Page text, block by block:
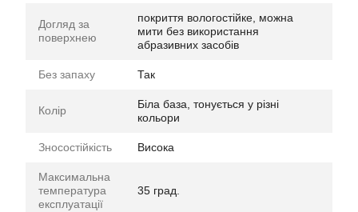
Догляд за
поверхнею
покриття вологостійке, можна
мити без використання
абразивних засобів
Без запаху Так
Колір
Біла база, тонується у різні
кольори
Зносостійкість Висока
Максимальна
температура
експлуатації
35 град.